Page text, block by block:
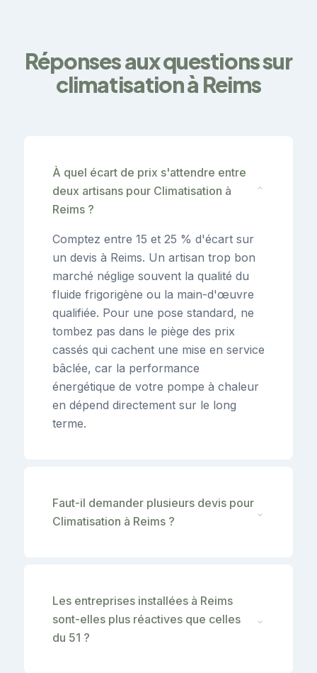
Réponses aux questions sur
climatisation à Reims
À quel écart de prix s'attendre entre
deux artisans pour Climatisation à
Reims ?
⌄
Comptez entre 15 et 25 % d'écart sur
un devis à Reims. Un artisan trop bon
marché néglige souvent la qualité du
fluide frigorigène ou la main-d'œuvre
qualifiée. Pour une pose standard, ne
tombez pas dans le piège des prix
cassés qui cachent une mise en service
bâclée, car la performance
énergétique de votre pompe à chaleur
en dépend directement sur le long
terme.
Faut-il demander plusieurs devis pour
Climatisation à Reims ?
⌄
Les entreprises installées à Reims
sont-elles plus réactives que celles
du 51 ?
⌄